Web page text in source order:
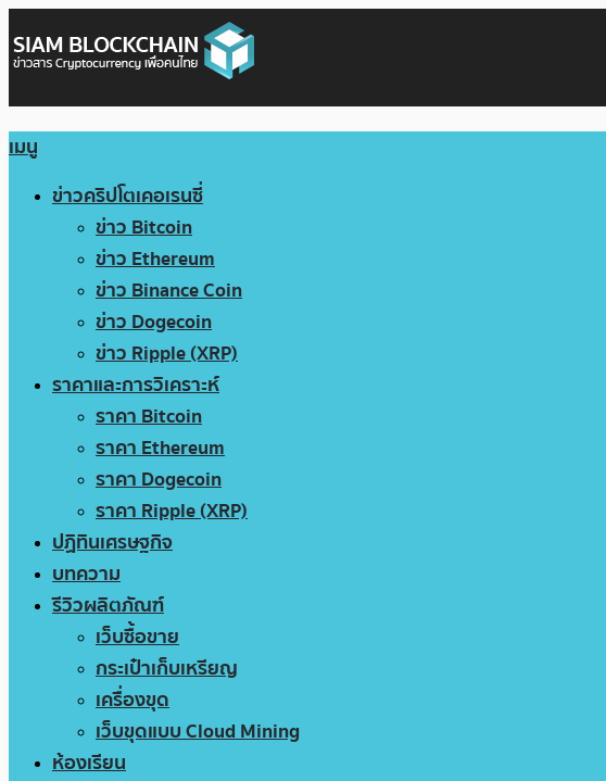
เมนู
ข่าวคริปโตเคอเรนซี่
ข่าว Bitcoin
ข่าว Ethereum
ข่าว Binance Coin
ข่าว Dogecoin
ข่าว Ripple (XRP)
ราคาและการวิเคราะห์
ราคา Bitcoin
ราคา Ethereum
ราคา Dogecoin
ราคา Ripple (XRP)
ปฏิทินเศรษฐกิจ
บทความ
รีวิวผลิตภัณฑ์
เว็บซื้อขาย
กระเป๋าเก็บเหรียญ
เครื่องขุด
เว็บขุดแบบ Cloud Mining
ห้องเรียน